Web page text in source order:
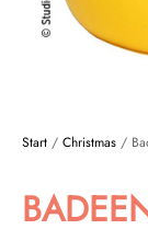
Start / Christmas /